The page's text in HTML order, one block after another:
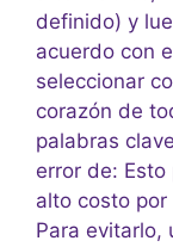
definido) y
acuerdo con
seleccionar
corazón de
palabras
error de:
alto costo por
Para evitarlo,